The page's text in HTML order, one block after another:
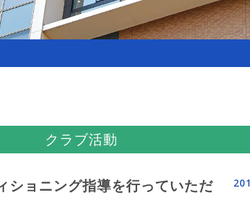
クラブ活動
ショニング指導を行っていただ